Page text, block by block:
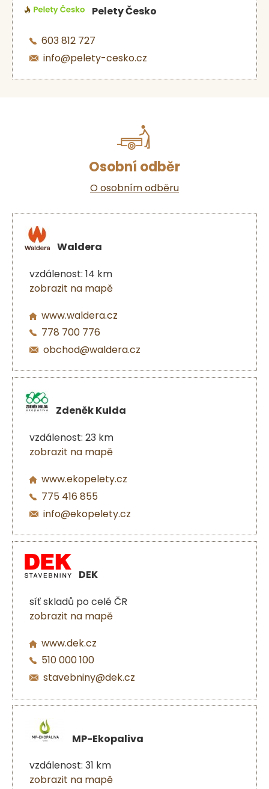
Pelety Česko
603 812 727
info@pelety-cesko.cz
Osobní odběr
O osobním odběru
Waldera
vzdálenost: 14 km
zobrazit na mapě
www.waldera.cz
778 700 776
obchod@waldera.cz
Zdeněk Kulda
vzdálenost: 23 km
zobrazit na mapě
www.ekopelety.cz
775 416 855
info@ekopelety.cz
DEK
síť skladů po celé ČR
zobrazit na mapě
www.dek.cz
510 000 100
stavebniny@dek.cz
MP-Ekopaliva
vzdálenost: 31 km
zobrazit na mapě